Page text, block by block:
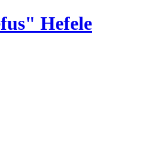
Hefele